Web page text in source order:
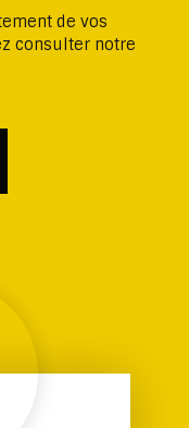
de vos
consulter notre